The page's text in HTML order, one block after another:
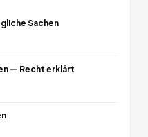
Sachen
— Recht erklärt